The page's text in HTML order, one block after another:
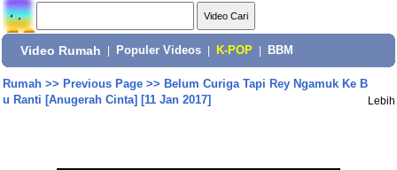
Video Rumah Populer Videos K-POP BBM
Rumah>> Previous Page>> Belum Curiga Tapi Rey Ngamuk Ke B
u Ranti [Anugerah Cinta] [11 Jan 2017]
Lebih